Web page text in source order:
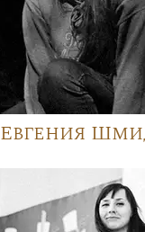
Евгения